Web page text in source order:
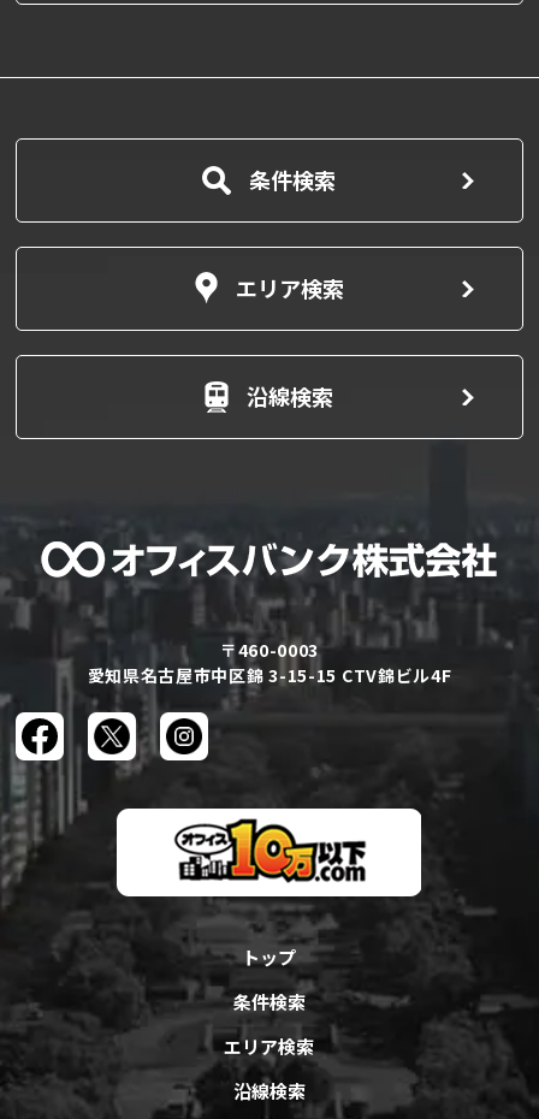
条件検索
エリア検索
沿線検索
〒460-0003
愛知県名古屋市中区錦 3-15-15 CTV錦ビル4F
トップ
条件検索
エリア検索
沿線検索